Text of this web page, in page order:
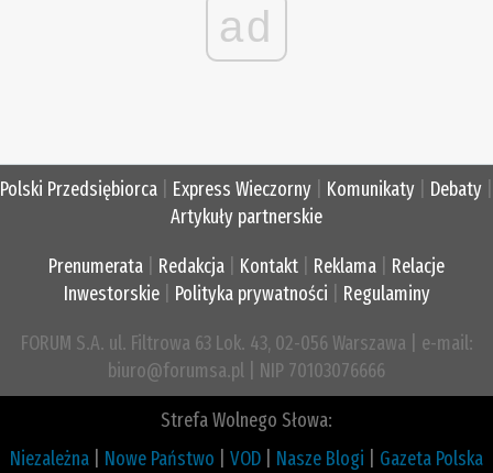
ad
Polski Przedsiębiorca Express Wieczorny Komunikaty Debaty
Artykuły partnerskie
Prenumerata Redakcja Kontakt Reklama
Relacje
Inwestorskie| Polityka prywatności Regulaminy
FORUM S.A. ul. Filtrowa 63 Lok. 43, 02-056 Warszawa | e-mail:
biuro@forumsa.pl | NIP 70103076666
Strefa Wolnego Słowa:
Niezależna
Nowe Państwo VOD Nasze Blogi Gazeta Polska